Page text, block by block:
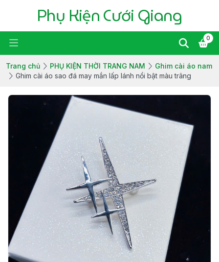
Phụ Kiện Cưới Giang
0
Trang chủ PHỤ KIỆN THỜI TRANG NAM
Ghim cài áo nam
Ghim cài áo sao đá may mắn lấp lánh nổi bật màu trâng